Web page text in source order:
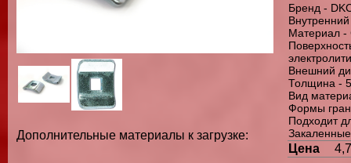
Дополнительные материалы к загрузке:
Бренд -
Материал -
Внешний
Толщина -
Вид
Формы
Подходит
Цена